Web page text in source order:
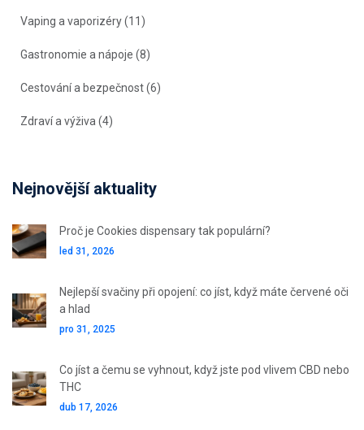
Vaping a vaporizéry(11)
Gastronomie a nápoje (8)
Cestování a bezpečnost(6)
Zdraví a výživa (4)
Nejnovější aktuality
Proč je Cookies dispensary tak populární?
led 31, 2026
Nejlepší svačiny při opojení: co jíst, když máte červené oči
a hlad
pro 31, 2025
Co jíst a čemu se vyhnout, když jste pod vlivem CBD nebo
THC
dub 17, 2026